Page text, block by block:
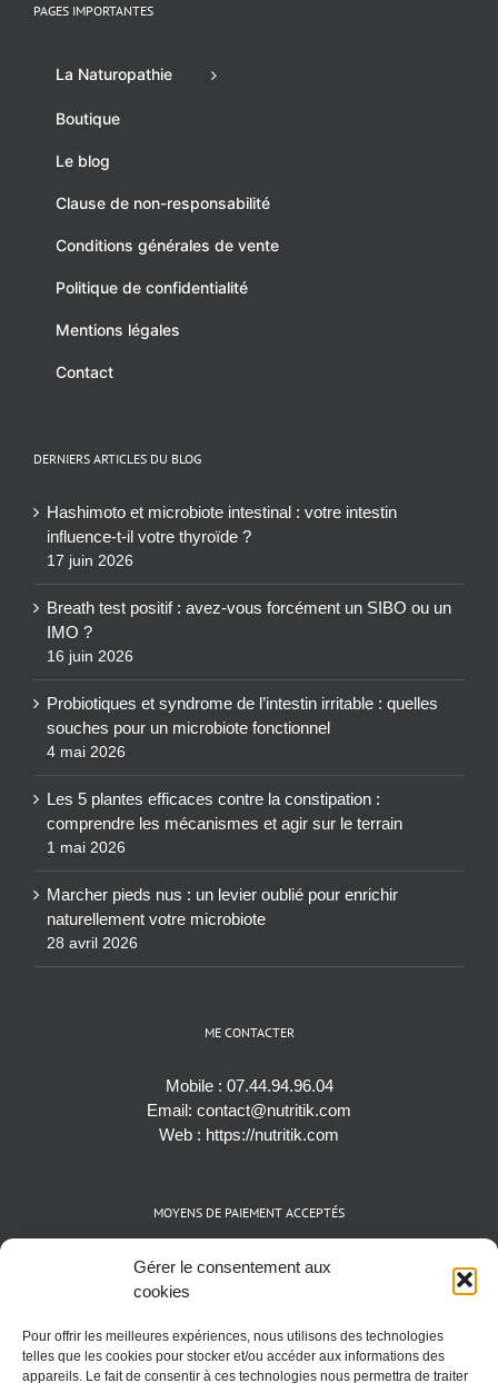
Gérer le consentement aux
cookies
Pour offrir les meilleures expériences, nous utilisons des technologies
telles que les cookies pour stocker et/ou accéder aux informations des
appareils. Le fait de consentir à ces technologies nous permettra de traiter
PAGES IMPORTANTES
La Naturopathie
Boutique
Le blog
Clause de non-responsabilité
Conditions générales de vente
Politique de confidentialité
Mentions légales
Contact
DERNIERS ARTICLES DU BLOG
Hashimoto et microbiote intestinal : votre intestin
influence-t-il votre thyroïde ?
17 juin 2026
Breath test positif : avez-vous forcément un SIBO ou un
IMO ?
16 juin 2026
Probiotiques et syndrome de l’intestin irritable : quelles
souches pour un microbiote fonctionnel
4 mai 2026
Les 5 plantes efficaces contre la constipation :
comprendre les mécanismes et agir sur le terrain
1 mai 2026
Marcher pieds nus : un levier oublié pour enrichir
naturellement votre microbiote
28 avril 2026
ME CONTACTER
Mobile : 07.44.94.96.04
Email: contact@nutritik.com
Web : https://nutritik.com
MOYENS DE PAIEMENT ACCEPTÉS
Espèces (EUR)
Cartes bancaires (VISA, Mastercard et AMEX)
Cryptomonnaies (BTC)